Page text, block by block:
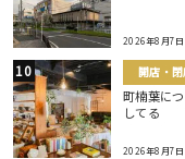
2026年8月7日
開店・閉
町楠葉に
してる
2026年8月7日